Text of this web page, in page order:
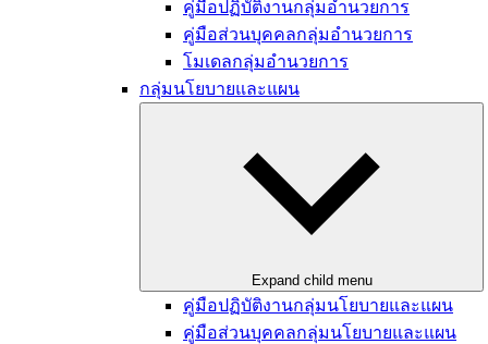
คู่มือปฏิบัติงานกลุ่มอำนวยการ
คู่มือส่วนบุคคลกลุ่มอำนวยการ
โมเดลกลุ่มอำนวยการ
กลุ่มนโยบายและแผน
Expand child menu
คู่มือปฏิบัติงานกลุ่มนโยบายและแผน​
คู่มือส่วนบุคคลกลุ่มนโยบายและแผน